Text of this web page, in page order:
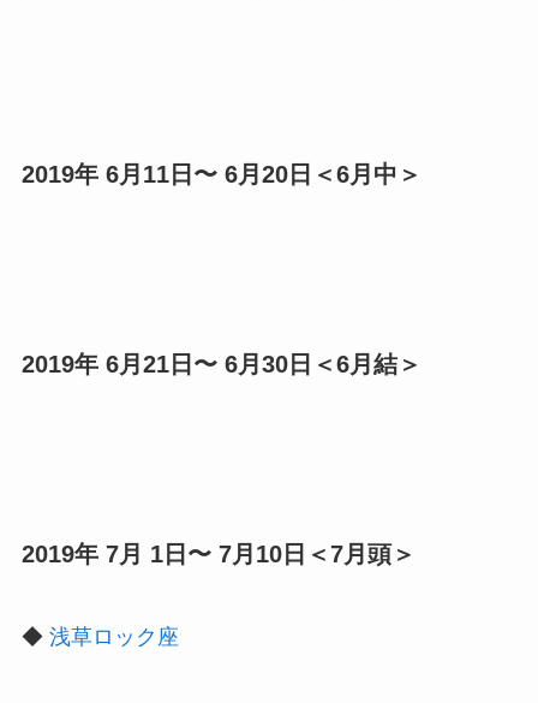
2019年 6月11日〜 6月20日＜6月中＞
2019年 6月21日〜 6月30日＜6月結＞
2019年 7月 1日〜 7月10日＜7月頭＞
◆ 浅草ロック座